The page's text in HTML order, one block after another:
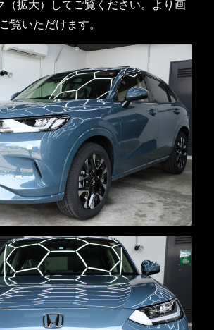
（拡大）してご覧ください。より画
覧いただけます。